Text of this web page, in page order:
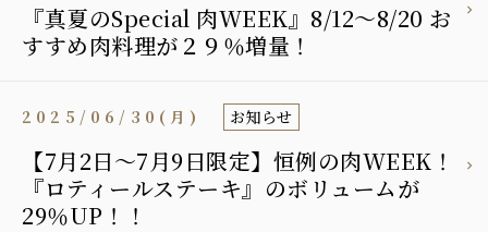
『真夏のSpecial 肉WEEK』8/12～8/20 お
すすめ肉料理が２９％増量！
【7月2日〜7月9日限定】恒例の肉WEEK！
『ロティールステーキ』のボリュームが
29％UP！！
2025/06/30(月) お知らせ